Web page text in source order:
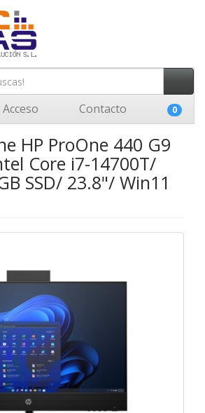
Acceso Contacto 0
HP ProOne 440 G9
Core i7-14700T/
SSD/ 23.8"/ Win11